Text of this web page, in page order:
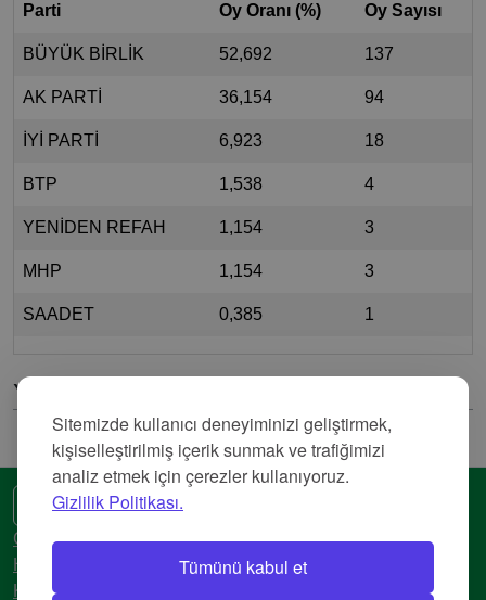
Sitemizde kullanıcı deneyiminizi geliştirmek,
kişiselleştirilmiş içerik sunmak ve trafiğimizi
analiz etmek için çerezler kullanıyoruz.
Gizlilik Politikası.
Tümünü kabul et
Parti Oy Oranı (%) Oy Sayısı
BÜYÜK BİRLİK 52,692 137
AK PARTİ 36,154 94
İYİ PARTİ 6,923 18
BTP 1,538 4
YENİDEN REFAH 1,154 3
MHP 1,154 3
SAADET 0,385 1
Yorumlar
🌍 Başka bir dil
Gizlilik Politikası
Hizmet Şartları
Künye